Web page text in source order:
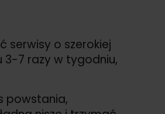
serwisy o szerokiej
7 razy w tygodniu,
powstania,